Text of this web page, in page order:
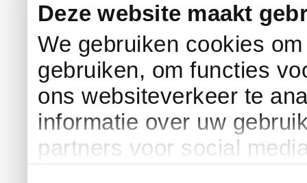
Deze website maakt
We gebruiken cookies
gebruiken, om functies
ons websiteverkeer te
informatie over uw
partners voor social